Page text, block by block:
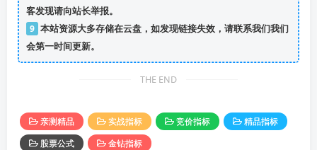
客发现请向站长举报。
9 本站资源大多存储在云盘，如发现链接失效，请联系我们我们
会第一时间更新。
THE END
亲测精品 实战指标 竞价指标
精品指标
股票公式
金钻指标